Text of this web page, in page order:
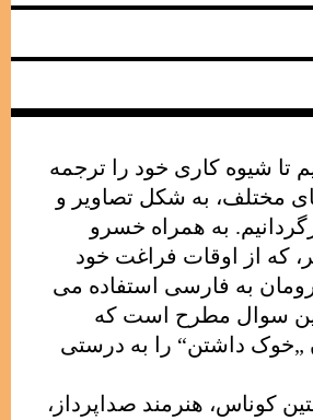
تا شیوه کاری خود را ترجمه
مختلف، به شکل تصاویر و
به همراه خسرو
که از اوقات فراغت خود
به فارسی استفاده می
سوال مطرح است که
„خوک داشتن“ را به درستی
کوناس، هنرمند صداپرداز،